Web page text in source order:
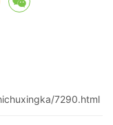
7290.html